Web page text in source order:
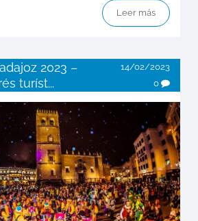
Leer más
2023 –
turíst...
14/02/2023
0